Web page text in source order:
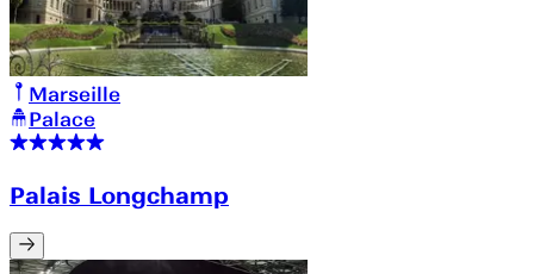
Marseille
Palace
Palais Longchamp